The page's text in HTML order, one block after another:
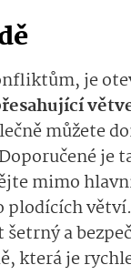
je
můžete
je
mimo
plodících
a
která je